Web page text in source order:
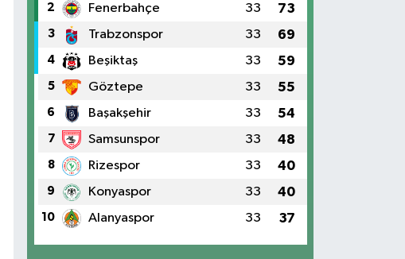
2 Fenerbahçe 33 73
3 Trabzonspor 33 69
4 Beşiktaş 33 59
5 Göztepe 33 55
6 Başakşehir 33 54
7 Samsunspor 33 48
8 Rizespor 33 40
9 Konyaspor 33 40
10 Alanyaspor 33 37